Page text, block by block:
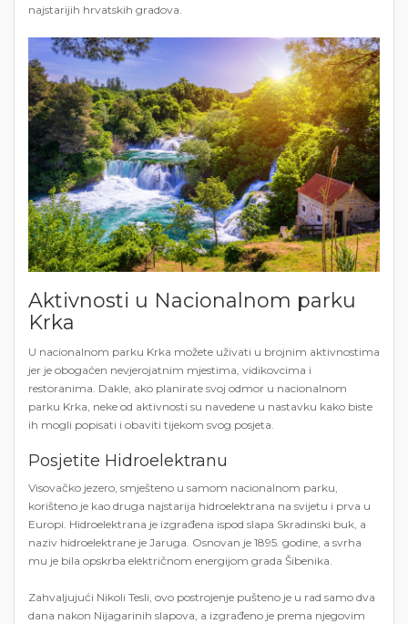
najstarijih hrvatskih gradova.
Aktivnosti u Nacionalnom parku
Krka
U nacionalnom parku Krka možete uživati ​​u brojnim aktivnostima
jer je obogaćen nevjerojatnim mjestima, vidikovcima i
restoranima. Dakle, ako planirate svoj odmor u nacionalnom
parku Krka, neke od aktivnosti su navedene u nastavku kako biste
ih mogli popisati i obaviti tijekom svog posjeta.
Posjetite Hidroelektranu
Visovačko jezero, smješteno u samom nacionalnom parku,
korišteno je kao druga najstarija hidroelektrana na svijetu i prva u
Europi. Hidroelektrana je izgrađena ispod slapa Skradinski buk, a
naziv hidroelektrane je Jaruga. Osnovan je 1895. godine, a svrha
mu je bila opskrba električnom energijom grada Šibenika.
Zahvaljujući Nikoli Tesli, ovo postrojenje pušteno je u rad samo dva
dana nakon Nijagarinih slapova, a izgrađeno je prema njegovim